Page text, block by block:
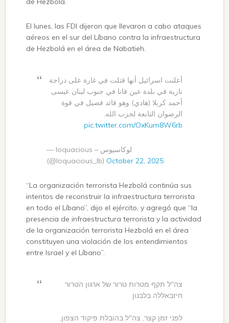
El lunes, las FDI dijeron que llevaron a cabo ataques
aéreos en el sur del Líbano contra la infraestructura
de Hezbolá en el área de Nabatieh.
أعلنت اسرائيل أنها قتلت في غارة على دراجة
نارية في بلدة عين قانا في جنوب لبنان عيسى
أحمد كربلا (هادي) وهو قائد فصيل في قوة
الرضوان التابعة لحزب الله.
pic.twitter.com/OxKum8W6rb
— loquacious – لوكاسيوس
(@loquacious_lb) October 22, 2025
“La organización terrorista Hezbolá continúa sus
intentos de reconstruir la infraestructura terrorista
en todo el Líbano”, dijo el ejército, y agregó que “la
presencia de infraestructura terrorista y la actividad
de la organización terrorista Hezbolá en el área
constituyen una violación de los entendimientos
entre Israel y el Líbano”.
צה"ל תקף מטרות טרור של ארגון הטרור
חיזבאללה בלבנון
לפני זמן קצר, צה"ל בהובלת פיקוד הצפון,